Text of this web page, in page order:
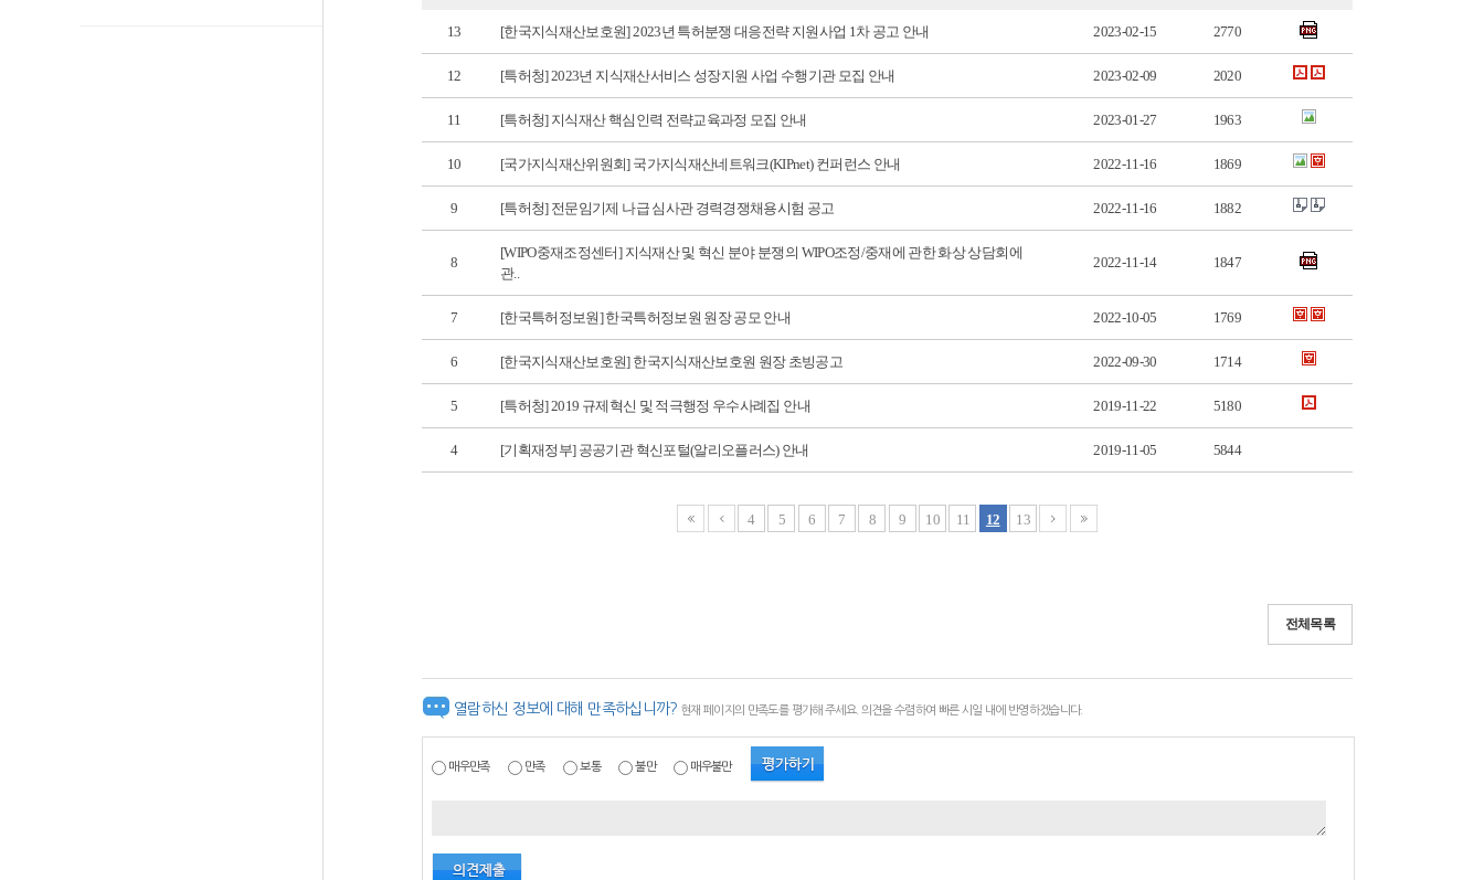
13 [한국지식재산보호원] 2023년 특허분쟁 대응전략 지원사업 1차 공고 안내 2023-02-15 2770
12 [특허청] 2023년 지식재산서비스 성장지원 사업 수행기관 모집 안내 2023-02-09 2020
11 [특허청] 지식재산 핵심인력 전략교육과정 모집 안내 2023-01-27 1963
10 [국가지식재산위원회] 국가지식재산네트워크(KIPnet) 컨퍼런스 안내 2022-11-16 1869
9 [특허청] 전문임기제 나급 심사관 경력경쟁채용시험 공고 2022-11-16 1882
8
[WIPO중재조정센터] 지식재산 및 혁신 분야 분쟁의 WIPO조정/중재에 관한 화상 상담회에
관..
2022-11-14 1847
7 [한국특허정보원] 한국특허정보원 원장 공모 안내 2022-10-05 1769
6 [한국지식재산보호원] 한국지식재산보호원 원장 초빙공고 2022-09-30 1714
5 [특허청] 2019 규제혁신 및 적극행정 우수사례집 안내 2019-11-22 5180
4 [기획재정부] 공공기관 혁신포털(알리오플러스) 안내 2019-11-05 5844
4 5 6 7 8 9 10 11 12 13
전체목록
열람하신 정보에 대해 만족하십니까? 현재 페이지의 만족도를 평가해 주세요. 의견을 수렴하여 빠른 시일 내에 반영하겠습니다.
매우만족 만족 보통 불만 매우불만